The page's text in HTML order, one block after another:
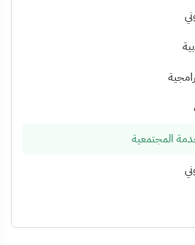
المجتمعية